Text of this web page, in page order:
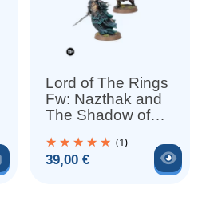
Ajouter au panier
Lord of The Rings
Fw: Nazthak and
The Shadow of
of Angmar(1)
Prix
39,00 €